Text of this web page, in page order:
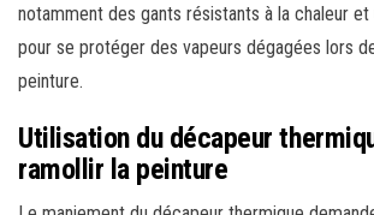
notamment des gants résistants à la chaleur
pour se protéger des vapeurs dégagées lors
peinture.
Utilisation du décapeur
ramollir la peinture